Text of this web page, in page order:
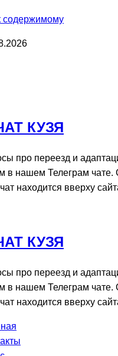
содержимому
КУЗЯ
про переезд и
в нашем Телеграм
находится вверху
КУЗЯ
про переезд и
в нашем Телеграм
находится вверху